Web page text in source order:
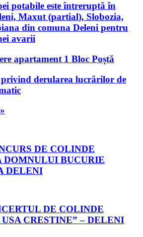
potabile este întreruptă în
Maxut (partial), Slobozia,
din comuna Deleni pentru
avarii
apartament 1 Bloc Poștă
derularea lucrărilor de
DE COLINDE
DOMNULUI BUCURIE
DELENI
DE COLINDE
CRESTINE” – DELENI